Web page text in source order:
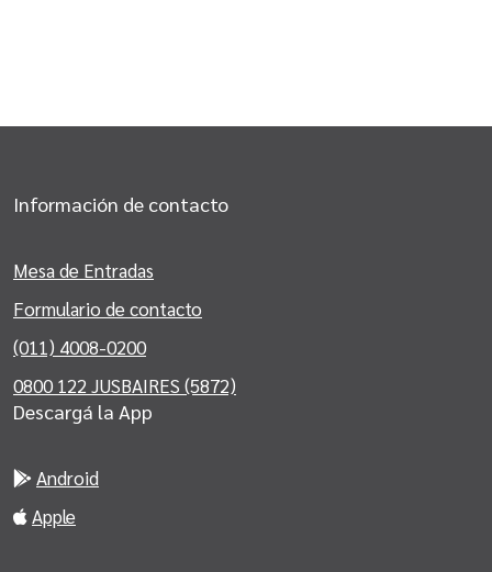
Información de contacto
Mesa de Entradas
Formulario de contacto
(011) 4008-0200
0800 122 JUSBAIRES (5872)
Descargá la App
Android
Apple